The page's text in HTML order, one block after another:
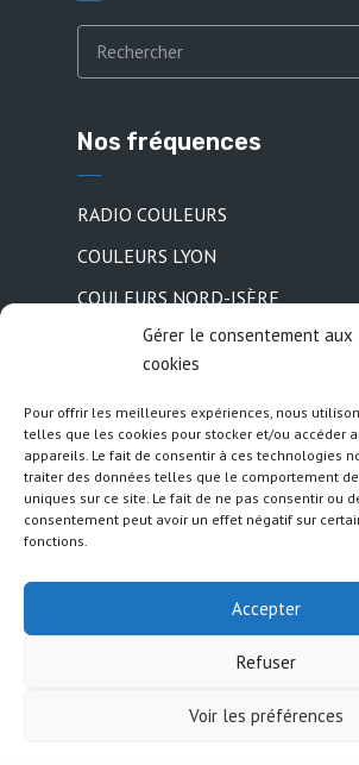
Gérer le consentement aux
cookies
Pour offrir les meilleures expériences, nous
telles que les cookies pour stocker et/ou accéder
appareils. Le fait de consentir à ces technologies
traiter des données telles que le comportement
uniques sur ce site. Le fait de ne pas consentir ou
consentement peut avoir un effet négatif sur
fonctions.
Accepter
Refuser
Voir les préférences
Nos fréquences
RADIO COULEURS
COULEURS LYON
COULEURS NORD-ISÈRE
Informations légales
L’équipe salariée
Le bureau
Le Conseil d’Administration
Politique de cookies (UE)
Conditions générales